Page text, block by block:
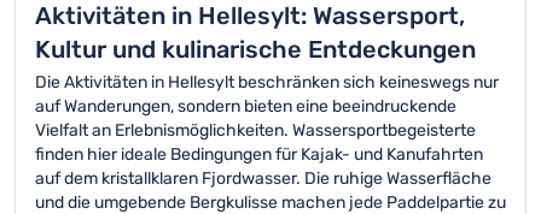
Aktivitäten in Hellesylt: Wassersport,
Kultur und kulinarische Entdeckungen
Die Aktivitäten in Hellesylt beschränken sich keineswegs nur
auf Wanderungen, sondern bieten eine beeindruckende
Vielfalt an Erlebnismöglichkeiten. Wassersportbegeisterte
finden hier ideale Bedingungen für Kajak- und Kanufahrten
auf dem kristallklaren Fjordwasser. Die ruhige Wasserfläche
und die umgebende Bergkulisse machen jede Paddelpartie zu